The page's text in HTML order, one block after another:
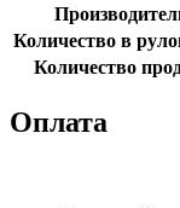
Количество в
Количество
Оплата